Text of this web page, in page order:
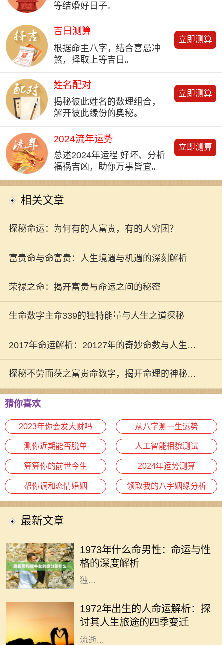
等结婚好日子。
吉日测算
根据命主八字，结合喜忌冲
煞，择取上等吉日。
立即测算
姓名配对
揭秘彼此姓名的数理组合，
解开彼此缘份的奥秘。
立即测算
2024流年运势
总述2024年运程 好坏、分析
福祸吉凶，助你万事皆宜。
立即测算
相关文章
探秘命运：为何有的人富贵，有的人穷困？
富贵命与命富贵：人生境遇与机遇的深刻解析
荣禄之命：揭开富贵与命运之间的秘密
生命数字主命339的独特能量与人生之道探秘
2017年命运解析：20127年的奇妙命数与人生启
示
探秘不劳而获之富贵命数字，揭开命理的神秘面
纱！
猜你喜欢
2023年你会发大财吗 从八字测一生运势
测你近期能否脱单 人工智能相貌测试
算算你的前世今生 2024年运势测算
帮你调和恋情婚姻 领取我的八字姻缘分析
最新文章
1973年什么命男性：命运与性
格的深度解析
“水牛年”的年份。根据命理学说，
1973年出生的男性被认为是“水命”。
水命的男性在性格和命运上展现出
独...
1972年出生的人命运解析：探
讨其人生旅途的四季变迁
每一个年份都是命运的一个分点，
1972年的出生者更是承载着特定时代
的印记。在这一年的春天，空气中充
满着希望与新生，然而，随着时间的
流逝...